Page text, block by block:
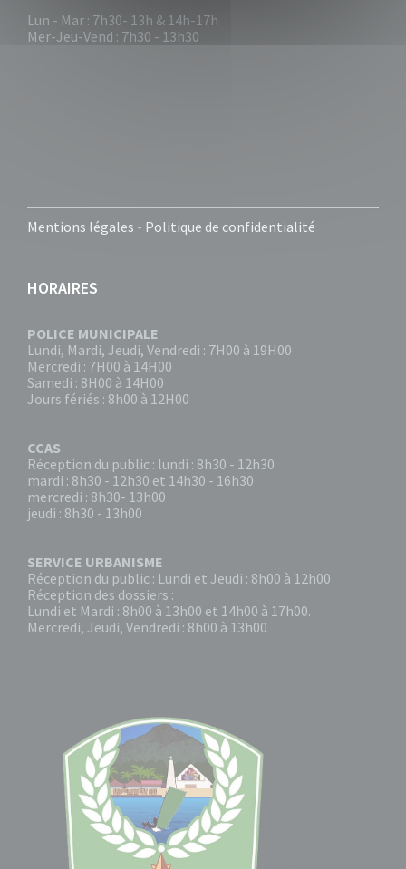
Lun - Mar : 7h30- 13h & 14h-17h
Mer-Jeu-Vend : 7h30 - 13h30
Mentions légales - Politique de confidentialité
HORAIRES
POLICE MUNICIPALE
Lundi, Mardi, Jeudi, Vendredi : 7H00 à 19H00
Mercredi : 7H00 à 14H00
Samedi : 8H00 à 14H00
Jours fériés : 8h00 à 12H00
CCAS
Réception du public : lundi : 8h30 - 12h30
mardi : 8h30 - 12h30 et 14h30 - 16h30
mercredi : 8h30- 13h00
jeudi : 8h30 - 13h00
SERVICE URBANISME
Réception du public : Lundi et Jeudi : 8h00 à 12h00
Réception des dossiers :
Lundi et Mardi : 8h00 à 13h00 et 14h00 à 17h00.
Mercredi, Jeudi, Vendredi : 8h00 à 13h00